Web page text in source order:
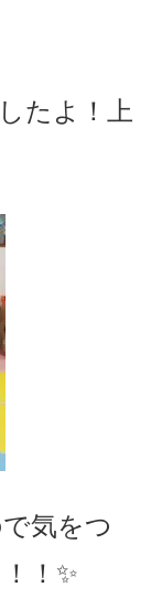
たよ！上
気をつ
！✨